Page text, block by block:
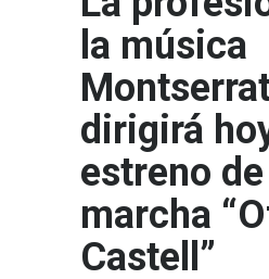
la música
dirigirá
estreno
marcha
Castell”